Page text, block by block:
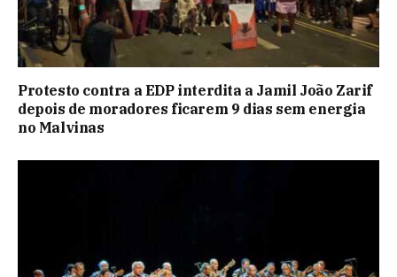
Protesto contra a EDP interdita a Jamil João Zarif
depois de moradores ficarem 9 dias sem energia
no Malvinas